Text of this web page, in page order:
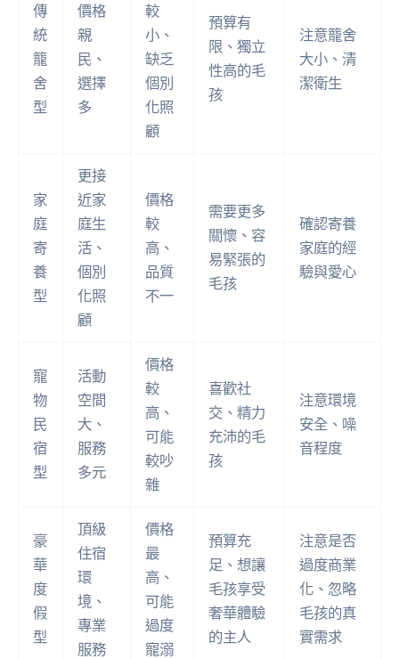
傳
統
籠
舍
型
價格
親
民、
選擇
多
較
小、
缺乏
個別
化照
顧
預算有
限、獨立
性高的毛
孩
注意籠舍
大小、清
潔衛生
家
庭
寄
養
型
更接
近家
庭生
活、
個別
化照
顧
價格
較
高、
品質
不一
需要更多
關懷、容
易緊張的
毛孩
確認寄養
家庭的經
驗與愛心
寵
物
民
宿
型
活動
空間
大、
服務
多元
價格
較
高、
可能
較吵
雜
喜歡社
交、精力
充沛的毛
孩
注意環境
安全、噪
音程度
豪
華
度
假
型
頂級
住宿
環
境、
專業
服務
價格
最
高、
可能
過度
寵溺
預算充
足、想讓
毛孩享受
奢華體驗
的主人
注意是否
過度商業
化、忽略
毛孩的真
實需求